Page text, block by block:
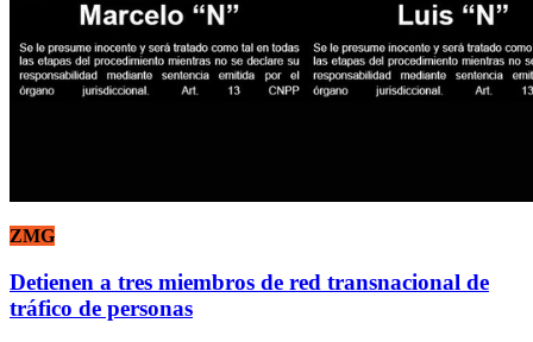
ZMG
Detienen a tres miembros de red transnacional de
tráfico de personas